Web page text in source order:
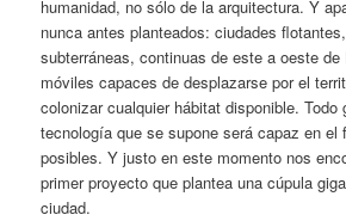
humanidad, no sólo de la arquitectura. Y
nunca antes planteados: ciudades
subterráneas, continuas de este a oeste
móviles capaces de desplazarse por el
colonizar cualquier hábitat disponible. Todo
tecnología que se supone será capaz en el
posibles. Y justo en este momento nos
primer proyecto que plantea una cúpula
ciudad.